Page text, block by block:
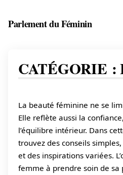
Parlement du Féminin
être
féminin
CATÉGORIE :
La beauté féminine ne se
Elle reflète aussi la
l’équilibre intérieur. Dans
trouvez des conseils
et des inspirations variées.
femme à prendre soin de sa